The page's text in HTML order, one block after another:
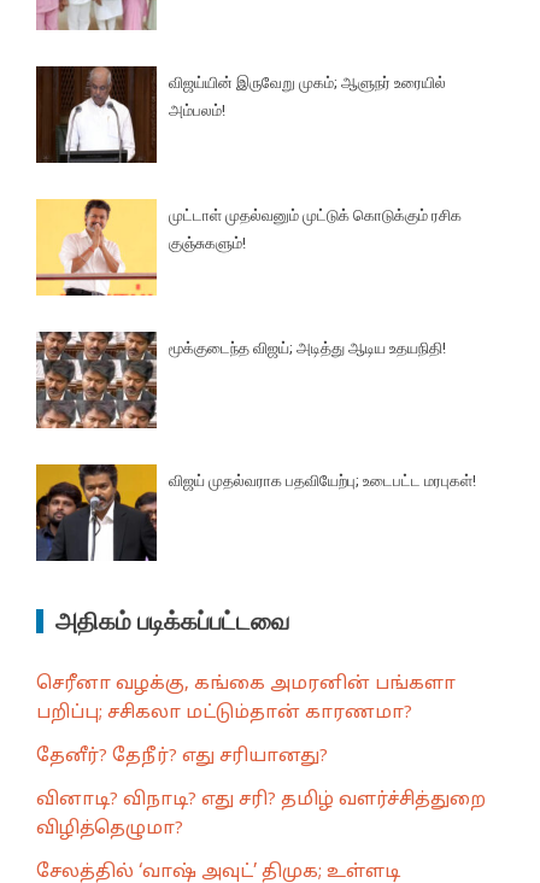
விஜய்யின் இருவேறு முகம்; ஆளுநர் உரையில்
அம்பலம்!
முட்டாள் முதல்வனும் முட்டுக் கொடுக்கும் ரசிக
குஞ்சுகளும்!
மூக்குடைந்த விஜய்; அடித்து ஆடிய உதயநிதி!
விஜய் முதல்வராக பதவியேற்பு; உடைபட்ட மரபுகள்!
அதிகம் படிக்கப்பட்டவை
செரீனா வழக்கு, கங்கை அமரனின் பங்களா
பறிப்பு; சசிகலா மட்டும்தான் காரணமா?
தேனீர்? தேநீர்? எது சரியானது?
வினாடி? விநாடி? எது சரி? தமிழ் வளர்ச்சித்துறை
விழித்தெழுமா?
சேலத்தில் ‘வாஷ் அவுட்’ திமுக; உள்ளடி